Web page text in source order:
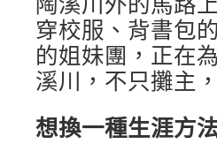
穿校服、背書包
的姐妹團，正在
溪川，不只攤主
想換一種生涯方